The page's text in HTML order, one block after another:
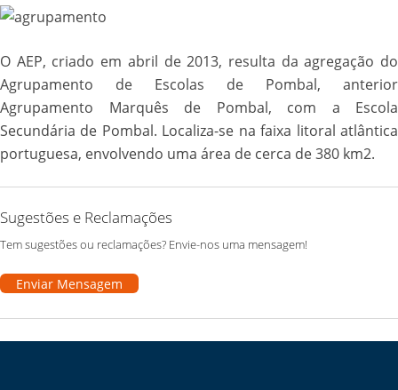
O AEP, criado em abril de 2013, resulta da agregação do
Agrupamento de Escolas de Pombal, anterior
Agrupamento Marquês de Pombal, com a Escola
Secundária de Pombal. Localiza-se na faixa litoral atlântica
portuguesa, envolvendo uma área de cerca de 380 km2.
Sugestões e Reclamações
Tem sugestões ou reclamações? Envie-nos uma mensagem!
Enviar Mensagem